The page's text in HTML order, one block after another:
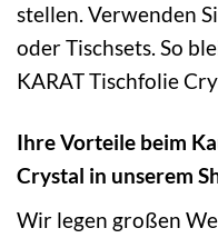
stellen. Verwenden
oder Tischsets. So
KARAT Tischfolie
Ihre Vorteile beim
Crystal in unserem
Wir legen großen